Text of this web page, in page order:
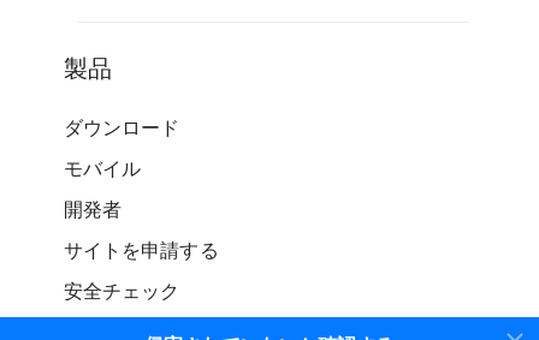
製品
ダウンロード
モバイル
開発者
サイトを申請する
安全チェック